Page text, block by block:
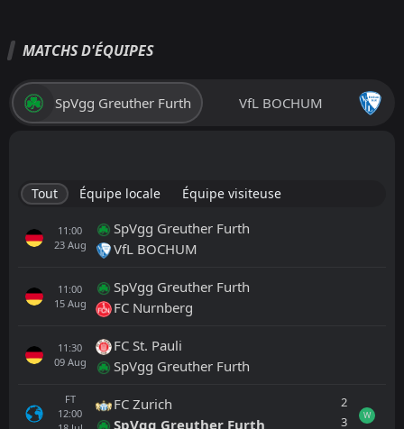
MATCHS D'ÉQUIPES
SpVgg Greuther Furth VfL BOCHUM
Tout Équipe locale Équipe visiteuse
11:00
23 Aug
SpVgg Greuther Furth
VfL BOCHUM
11:00
15 Aug
SpVgg Greuther Furth
FC Nurnberg
11:30
09 Aug
FC St. Pauli
SpVgg Greuther Furth
FT
12:00
FC Zurich
SpVgg Greuther Furth
2
3
W